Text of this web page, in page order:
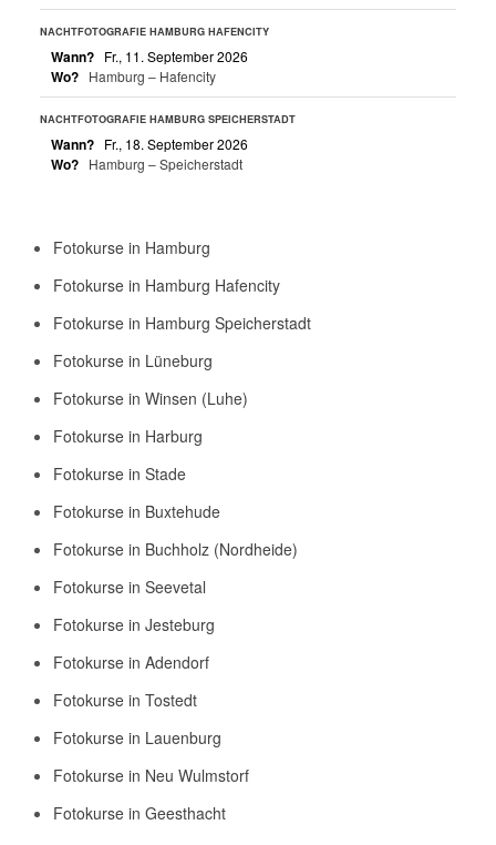
NACHTFOTOGRAFIE HAMBURG HAFENCITY
Wann? Fr., 11. September 2026
Wo? Hamburg – Hafencity
NACHTFOTOGRAFIE HAMBURG SPEICHERSTADT
Wann? Fr., 18. September 2026
Wo? Hamburg – Speicherstadt
Fotokurse in Hamburg
Fotokurse in Hamburg Hafencity
Fotokurse in Hamburg Speicherstadt
Fotokurse in Lüneburg
Fotokurse in Winsen (Luhe)
Fotokurse in Harburg
Fotokurse in Stade
Fotokurse in Buxtehude
Fotokurse in Buchholz (Nordheide)
Fotokurse in Seevetal
Fotokurse in Jesteburg
Fotokurse in Adendorf
Fotokurse in Tostedt
Fotokurse in Lauenburg
Fotokurse in Neu Wulmstorf
Fotokurse in Geesthacht